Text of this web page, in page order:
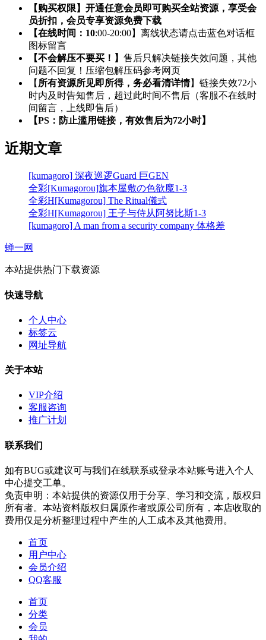
【购买权限】开通任意会员即可购买全站资源，享受会
员折扣，会员专享资源免费下载
【在线时间：10:00-20:00】离线状态请点击蓝色对话框
图标留言
【不会解压不要买！】 售后只解决链接失效问题，其他
问题不回复！压缩包解压码参考网页
【 所有资源所见即所得，务必看清详情】链接失效72小
时内及时告知售后，超过此时间不售后（客服不在线时
间留言，上线即售后）
【PS：防止滥用链接，有效售后为72小时】
近期文章
[kumagoro] 深夜巡逻Guard 巨GEN
全彩[Kumagorou]旗本屋敷の色欲魔1-3
全彩H[Kumagorou] The Ritual儀式
全彩H[Kumagorou] 王子与侍从阿努比斯1-3
[kumagoro] A man from a security company 体格差
蝉一网
本站提供热门下载资源
快速导航
个人中心
标签云
网址导航
关于本站
VIP介绍
客服咨询
推广计划
联系我们
如有BUG或建议可与我们在线联系或登录本站账号进入个人
中心提交工单。
免责申明：本站提供的资源仅用于分享、学习和交流，版权归
所有者。本站资料版权归属原作者或原公司所有，本店收取的
费用仅是分析整理过程中产生的人工成本及其他费用。
首页
用户中心
会员介绍
QQ客服
首页
分类
会员